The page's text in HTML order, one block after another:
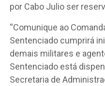
por Cabo Julio ser
“Comunique ao
Sentenciado cumprirá
demais militares e
Sentenciado está
Secretaria de